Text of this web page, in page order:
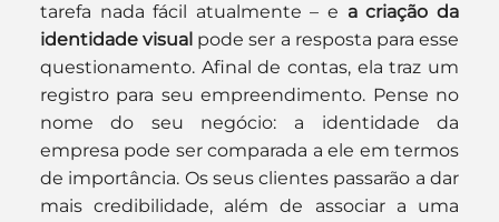
tarefa nada fácil atualmente – e a criação da
identidade visual pode ser a resposta para esse
questionamento. Afinal de contas, ela traz um
registro para seu empreendimento. Pense no
nome do seu negócio: a identidade da
empresa pode ser comparada a ele em termos
de importância. Os seus clientes passarão a dar
mais credibilidade, além de associar a uma